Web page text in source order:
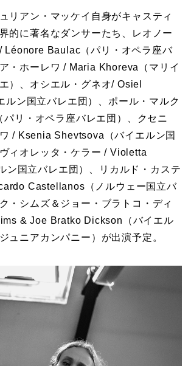
リアン・マッケイ自身がキャスティ
的に著名なダンサーたち、レオノー
Léonore Baulac（パリ・オペラ座バ
・ホーレワ / Maria Khoreva（マリイ
）、オシエル・グネオ/ Osiel
ルン国立バレエ団）、ポール・マルク
リ・オペラ座バレエ団）、クセニ
/ Ksenia Shevtsova（バイエルン国
ィオレッタ・ケラー / Violetta
ン国立バレエ団）、リカルド・カステ
Castellanos（ノルウェー国立バ
・シムズ＆ジョー・ブラトコ・ディ
& Joe Bratko Dickson（バイエル
ュニアカンパニー）が出演予定。